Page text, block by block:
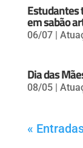
Estudantes
em sabão
06/07|
Dia das
08/05|
«